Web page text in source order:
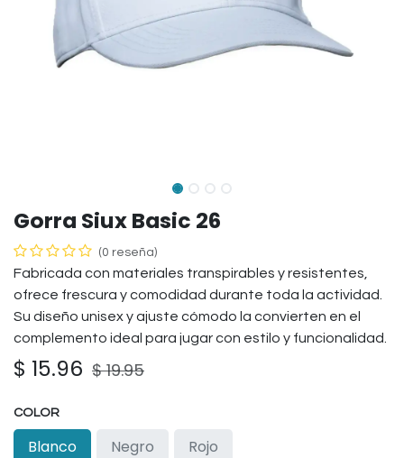
Gorra Siux Basic 26
(0 reseña)
Fabricada con materiales transpirables y resistentes,
ofrece frescura y comodidad durante toda la actividad.
Su diseño unisex y ajuste cómodo la convierten en el
complemento ideal para jugar con estilo y funcionalidad.
$ 15.96 $19.95
COLOR
Blanco Negro Rojo